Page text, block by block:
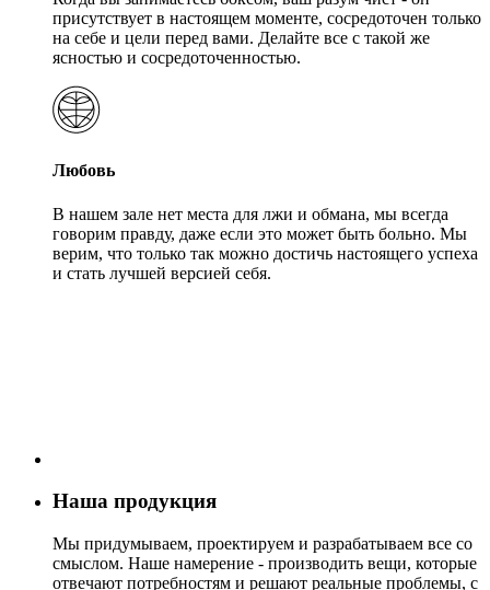
присутствует в настоящем моменте, сосредоточен только
на себе и цели перед вами. Делайте все с такой же
ясностью и сосредоточенностью.
Любовь
В нашем зале нет места для лжи и обмана, мы всегда
говорим правду, даже если это может быть больно. Мы
верим, что только так можно достичь настоящего успеха
и стать лучшей версией себя.
Наша продукция
Мы придумываем, проектируем и разрабатываем все со
смыслом. Наше намерение - производить вещи, которые
отвечают потребностям и решают реальные проблемы, с